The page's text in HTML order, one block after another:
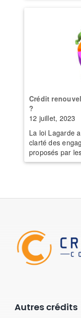
Crédit
?
12 juillet, 2023
La loi Lagarde
clarté des
proposés par
Autres crédits